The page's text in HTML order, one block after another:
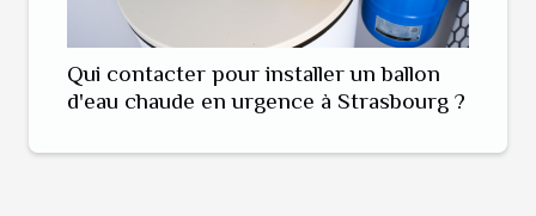
Qui contacter pour installer un ballon
d'eau chaude en urgence à Strasbourg ?